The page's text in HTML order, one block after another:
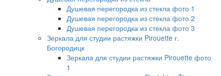
Душевая перегородка из стекла фото 1
Душевая перегородка из стекла фото 2
Душевая перегородка из стекла фото 3
Зеркала для студии растяжки Pirouette г.
Богородицк
Зеркала для студии растяжки Pirouette фото
1